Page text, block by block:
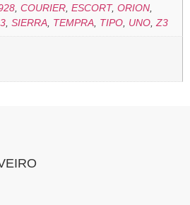
,COURIER,ESCORT,ORION,
,SIERRA, TEMPRA, TIPO, UNO,Z3